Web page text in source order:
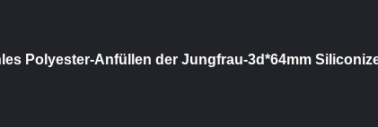
Polyester-Anfüllen der Jungfrau-3d*64mm